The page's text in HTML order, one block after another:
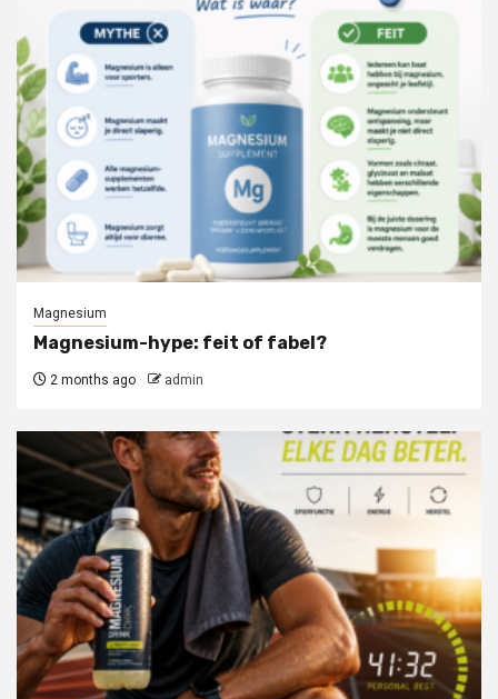
Magnesium
Magnesium-hype: feit of fabel?
2 months ago admin